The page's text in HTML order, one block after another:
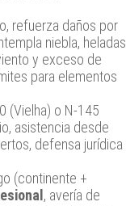
refuerza daños por
niebla, heladas
y exceso de
para elementos
(Vielha) o N‑145
asistencia desde
defensa jurídica
(continente +
, avería de